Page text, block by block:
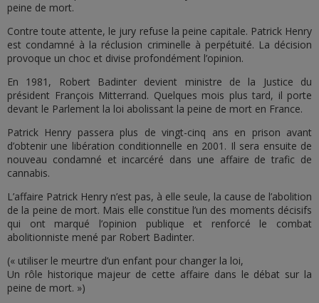
peine de mort.
Contre toute attente, le jury refuse la peine capitale. Patrick Henry
est condamné à la réclusion criminelle à perpétuité. La décision
provoque un choc et divise profondément l’opinion.
En 1981, Robert Badinter devient ministre de la Justice du
président François Mitterrand. Quelques mois plus tard, il porte
devant le Parlement la loi abolissant la peine de mort en France.
Patrick Henry passera plus de vingt-cinq ans en prison avant
d’obtenir une libération conditionnelle en 2001. Il sera ensuite de
nouveau condamné et incarcéré dans une affaire de trafic de
cannabis.
L’affaire Patrick Henry n’est pas, à elle seule, la cause de l’abolition
de la peine de mort. Mais elle constitue l’un des moments décisifs
qui ont marqué l’opinion publique et renforcé le combat
abolitionniste mené par Robert Badinter.
(« utiliser le meurtre d’un enfant pour changer la loi,
Un rôle historique majeur de cette affaire dans le débat sur la
peine de mort. »)